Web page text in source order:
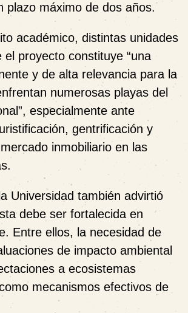
plazo máximo de dos años.
académico, distintas unidades
el proyecto constituye “una
y de alta relevancia para la
numerosas playas del
especialmente ante
gentrificación y
inmobiliario en las
Universidad también advirtió
debe ser fortalecida en
Entre ellos, la necesidad de
de impacto ambiental
a ecosistemas
mecanismos efectivos de